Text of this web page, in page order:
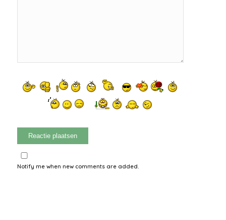
Notify me when new comments are added.